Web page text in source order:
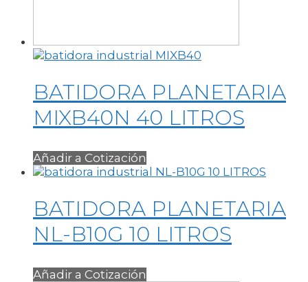
BATIDORA PLANETARIA
MIXB40N 40 LITROS
Añadir a Cotización
BATIDORA PLANETARIA
NL-B10G 10 LITROS
Añadir a Cotización